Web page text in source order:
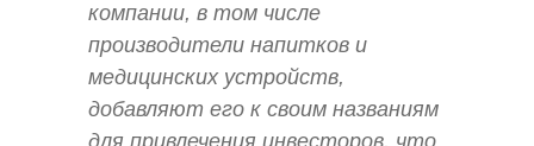
компании, в том числе
производители напитков и
медицинских устройств,
добавляют его к своим названиям